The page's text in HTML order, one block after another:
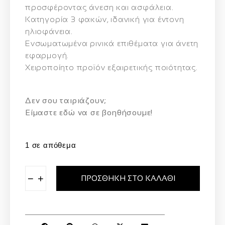
προσφέροντας άνεση και ασφάλεια.
Κατηγορία 3 φακών, ιδανική για έντονη
ηλιοφάνεια.
Ενσωματωμένα ρινικά επιθέματα για άνετη
εφαρμογή.
Χειροποίητο προϊόν εξαιρετικής ποιότητας.
Δεν σου ταιριάζουν;
Eίμαστε εδώ να σε βοηθήσουμε!
1 σε απόθεμα
− + ΠΡΟΣΘΉΚΗ ΣΤΟ ΚΑΛΆΘΙ